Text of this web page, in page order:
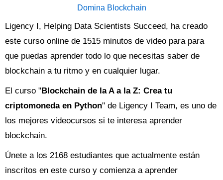
Domina Blockchain
Ligency I, Helping Data Scientists Succeed, ha creado
este curso online de 1515 minutos de video para para
que puedas aprender todo lo que necesitas saber de
blockchain a tu ritmo y en cualquier lugar.
El curso "Blockchain de la A a la Z: Crea tu
criptomoneda en Python" de Ligency I Team, es uno de
los mejores videocursos si te interesa aprender
blockchain.
Únete a los 2168 estudiantes que actualmente están
inscritos en este curso y comienza a aprender